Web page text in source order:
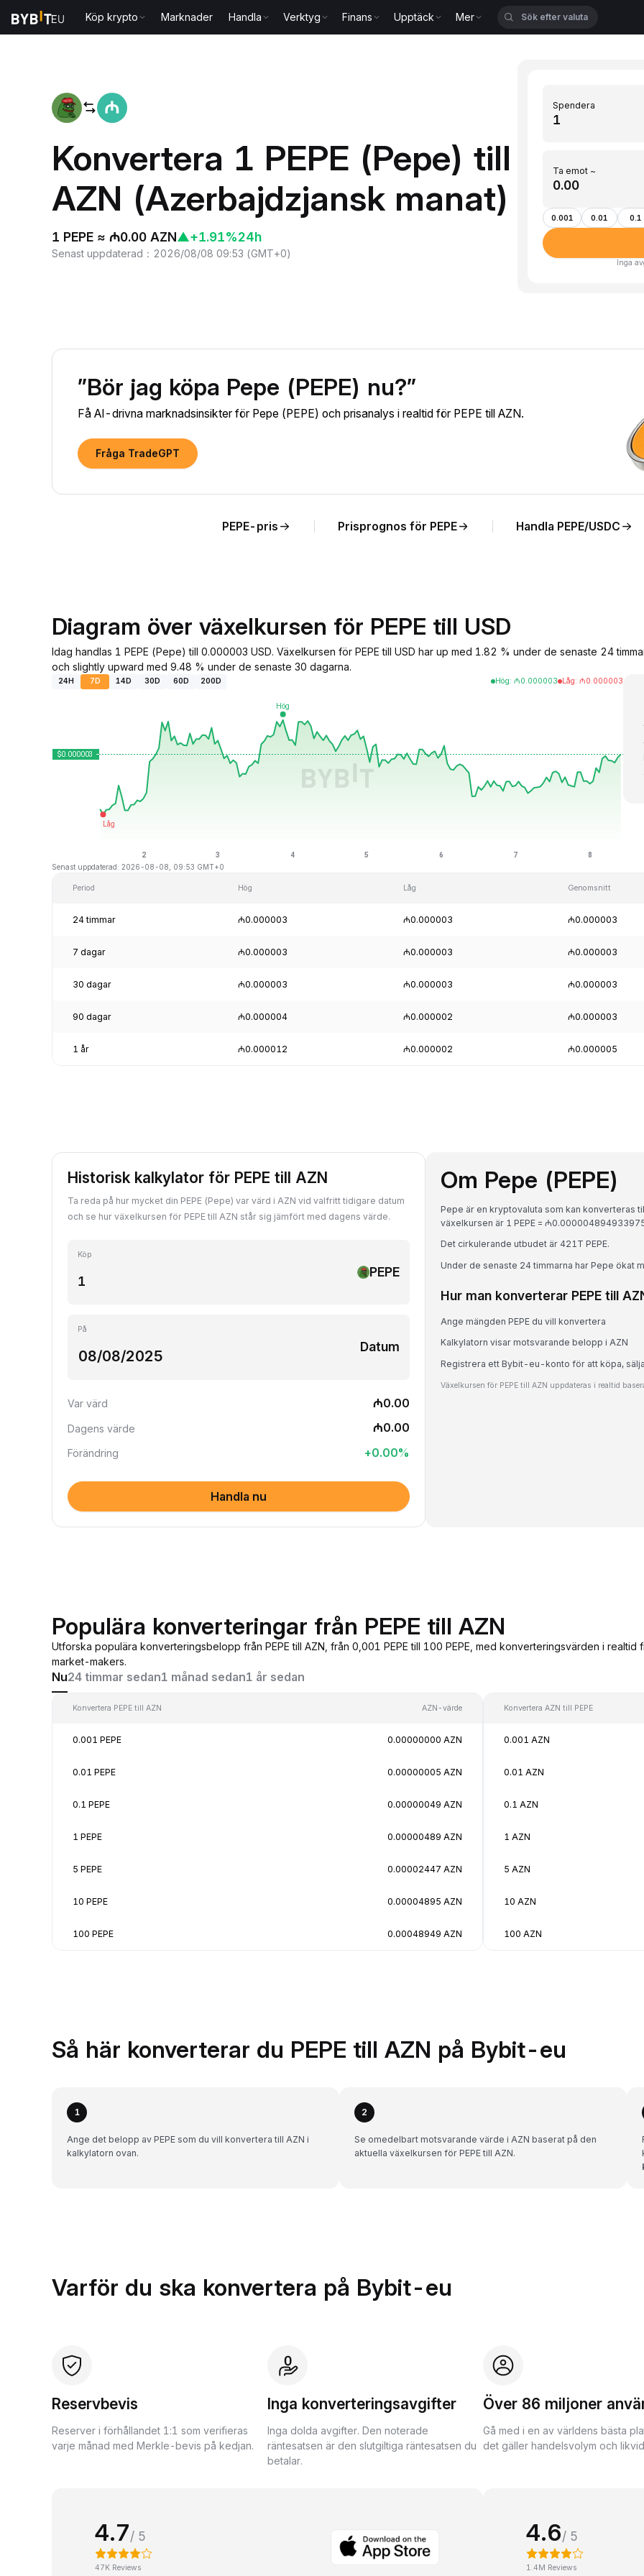
Köp krypto Marknader Handla Verktyg Finans Upptäck
Mer
Konvertera 1 PEPE (Pepe) till
AZN (Azerbajdzjansk manat)
1 PEPE ≈ ₼0.00 AZN▲+1.91%24h
Senast uppdaterad ： 2026/08/08 09:53 (GMT+0)
Spendera
Ta emot ~
0.001 0.01 0.1
Inga
”Bör jag köpa Pepe (PEPE) nu?”
Få AI-drivna marknadsinsikter för Pepe (PEPE) och prisanalys i realtid för PEPE till AZN.
Fråga TradeGPT
PEPE-pris Prisprognos för PEPE Handla PEPE/USDC
Diagram över växelkursen för PEPE till USD
Idag handlas 1 PEPE (Pepe) till 0.000003 USD. Växelkursen för PEPE till USD har up med 1.82 % under de senaste 24
och slightly upward med 9.48 % under de senaste 30 dagarna.
24H 7D 14D 30D 60D 200D Hög: ₼0.000003 Låg: ₼0.000003
Senast uppdaterad: 2026-08-08, 09:53 GMT+0
Period Hög Låg Genomsnitt
24 timmar ₼0.000003 ₼0.000003 ₼0.000003
7 dagar ₼0.000003 ₼0.000003 ₼0.000003
30 dagar ₼0.000003 ₼0.000003 ₼0.000003
90 dagar ₼0.000004 ₼0.000002 ₼0.000003
1 år ₼0.000012 ₼0.000002 ₼0.000005
Historisk kalkylator för PEPE till AZN
Ta reda på hur mycket din PEPE (Pepe) var värd i AZN vid valfritt tidigare datum
och se hur växelkursen för PEPE till AZN står sig jämfört med dagens värde.
Köp
PEPE
På
Datum
Var värd ₼0.00
Dagens värde ₼0.00
Förändring +0.00%
Handla nu
Om Pepe (PEPE)
Pepe är en kryptovaluta som kan konverteras
växelkursen är 1 PEPE =
Det cirkulerande utbudet är 421T PEPE.
Under de senaste 24 timmarna har Pepe ökat
Hur man konverterar PEPE till
Ange mängden PEPE du vill konvertera
Kalkylatorn visar motsvarande belopp i AZN
Registrera ett Bybit-eu-konto för att köpa, sälja
Växelkursen för PEPE till AZN uppdateras i realtid
Populära konverteringar från PEPE till AZN
Utforska populära konverteringsbelopp från PEPE till AZN, från 0,001 PEPE till 100 PEPE, med konverteringsvärden i
market-makers.
Nu24 timmar sedan1 månad sedan1 år sedan
Konvertera PEPE till AZN AZN-värde
0.001 PEPE 0.00000000 AZN
0.01 PEPE 0.00000005 AZN
0.1 PEPE 0.00000049 AZN
1 PEPE 0.00000489 AZN
5 PEPE 0.00002447 AZN
10 PEPE 0.00004895 AZN
100 PEPE 0.00048949 AZN
Konvertera AZN till PEPE
0.001 AZN
0.01 AZN
0.1 AZN
1 AZN
5 AZN
10 AZN
100 AZN
Så här konverterar du PEPE till AZN på Bybit-eu
1
Ange det belopp av PEPE som du vill konvertera till AZN i
kalkylatorn ovan.
2
Se omedelbart motsvarande värde i AZN baserat på den
aktuella växelkursen för PEPE till AZN.
Varför du ska konvertera på Bybit-eu
Reservbevis
Reserver i förhållandet 1:1 som verifieras
varje månad med Merkle-bevis på kedjan.
Inga konverteringsavgifter
Inga dolda avgifter. Den noterade
räntesatsen är den slutgiltiga räntesatsen du
betalar.
Över 86 miljoner
Gå med i en av världens bästa
det gäller handelsvolym och
4.7/ 5
47K Reviews
4.6/ 5
1.4M Reviews